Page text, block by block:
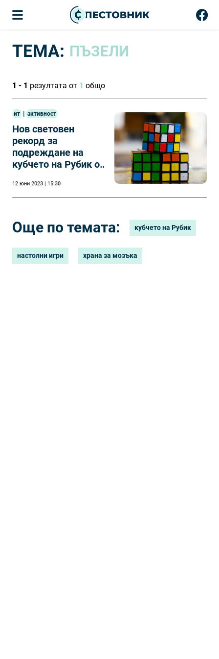
ТЕМА: ПЪЗЕЛИ
1 - 1 резултата от 1 общо
ит | активност
Нов световен
рекорд за
подреждане на
кубчето на Рубик от
12 юни 2023 | 15:30
Още по темата: кубчето на Рубик
настолни игри храна за мозъка